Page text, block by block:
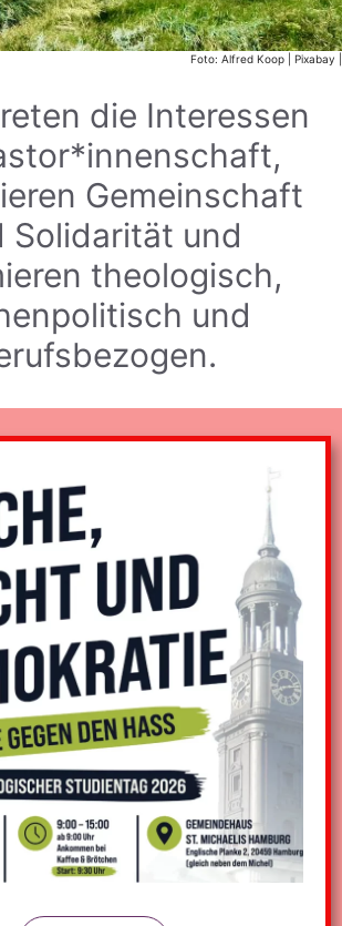
Foto: Alfred Koop | Pixabay |
die Interessen
Gemeinschaft
Solidarität und
theologisch,
und